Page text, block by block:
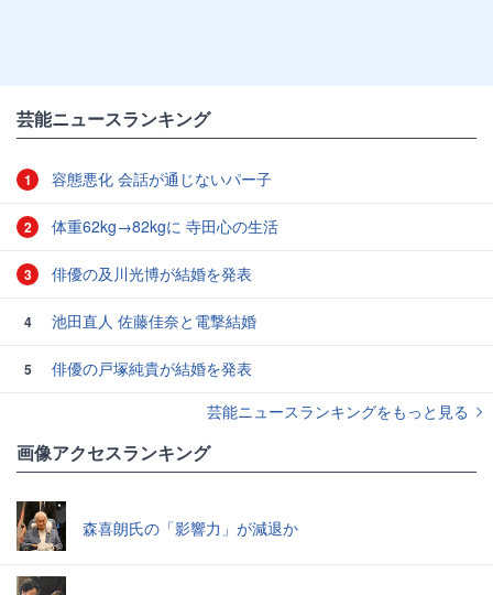
芸能ニュースランキング
1 容態悪化 会話が通じないパー子
2 体重62kg→82kgに 寺田心の生活
3 俳優の及川光博が結婚を発表
4 池田直人 佐藤佳奈と電撃結婚
5
俳優の戸塚純貴が結婚を発表
芸能ニュースランキングをもっと見る
画像アクセスランキング
森喜朗氏の「影響力」が減退か